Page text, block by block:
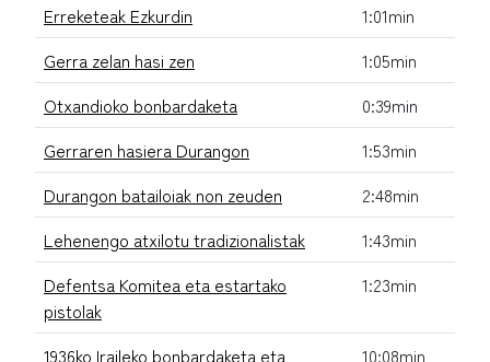
Erreketeak Ezkurdin
1:01min
Gerra zelan hasi zen
1:05min
Otxandioko bonbardaketa
0:39min
Gerraren hasiera Durangon
1:53min
Durangon batailoiak non zeuden
2:48min
Lehenengo atxilotu tradizionalistak
1:43min
Defentsa Komitea eta estartako
pistolak
1:23min
1936ko Iraileko bonbardaketa eta 10:08min